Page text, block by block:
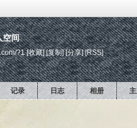
空间
?1 [收藏] [复制] [分享] [RSS]
记录 日志 相册